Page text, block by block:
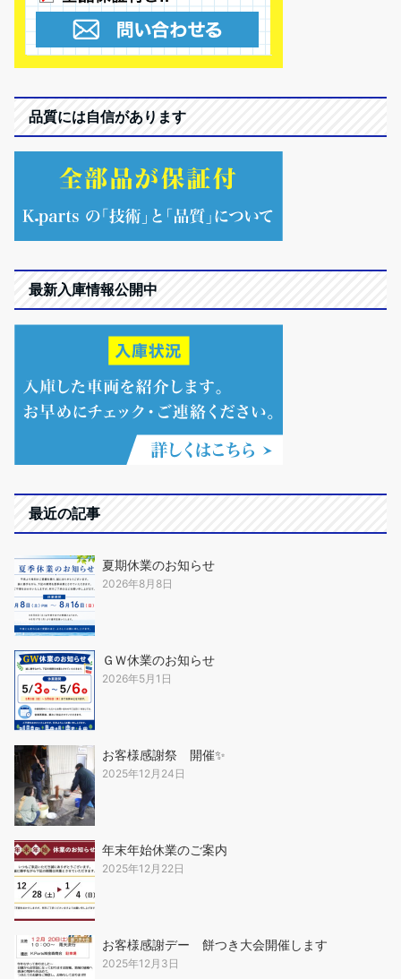
品質には自信があります
最新入庫情報公開中
最近の記事
夏期休業のお知らせ
2026年8月8日
ＧＷ休業のお知らせ
2026年5月1日
お客様感謝祭 開催✨
2025年12月24日
年末年始休業のご案内
2025年12月22日
お客様感謝デー 餅つき大会開催します
2025年12月3日